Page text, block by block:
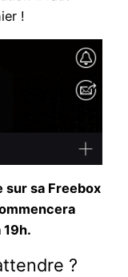
!
sur sa Freebox
?